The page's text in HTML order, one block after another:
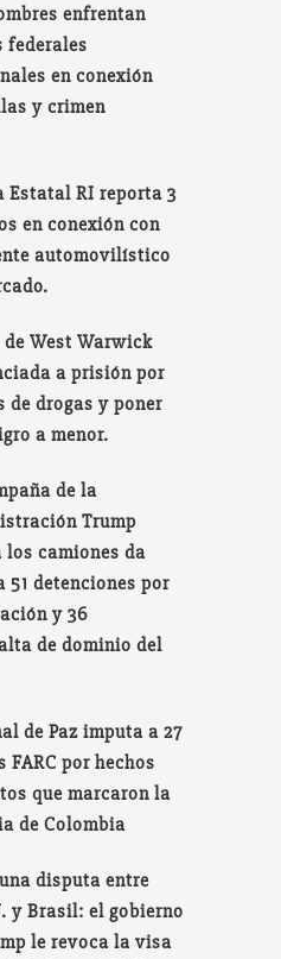
enfrentan
federales
en conexión
y crimen
Estatal RI reporta 3
en conexión con
automovilístico
de West Warwick
a prisión por
de drogas y poner
a menor.
de la
Trump
los camiones da
51 detenciones por
y 36
de dominio del
de Paz imputa a 27
FARC por hechos
que marcaron la
de Colombia
disputa entre
y Brasil: el gobierno
le revoca la visa